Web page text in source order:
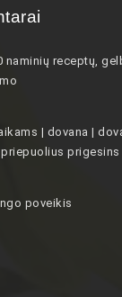
naminių receptų,
| dovana |
poveikis